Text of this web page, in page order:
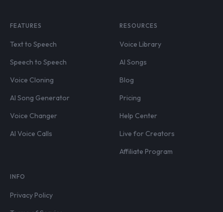
FEATURES
Text to Speech
Speech to Speech
Voice Cloning
AI Song Generator
Voice Changer
AI Voice Calls
RESOURCES
Voice Library
AI Songs
Blog
Pricing
Help Center
Live for Creators
Affiliate Program
INFO
Privacy Policy